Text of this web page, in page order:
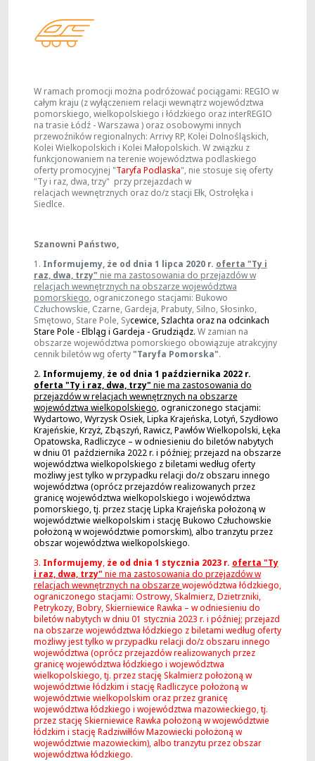
W ramach promocji można podróżować pociągami: REGIO w
całym kraju (z wyłączeniem relacji wewnątrz województwa
pomorskiego, wielkopolskiego i łódzkiego oraz interREGIO
na trasie Łódź - Warszawa ) oraz osobowymi innych
przewoźników regionalnych: Arrivy RP, Kolei Dolnośląskich,
Kolei Wielkopolskich i Kolei Małopolskich. W związku z
funkcjonowaniem na terenie województwa podlaskiego
oferty promocyjnej "Taryfa Podlaska", nie stosuje się oferty
"Ty i raz, dwa, trzy" przy przejazdach w
relacjach wewnętrznych oraz do/z stacji Ełk, Ostrołęka i
Siedlce.
Szanowni Państwo,
1. Informujemy, że od dnia 1 lipca 2020 r. oferta "Ty i
raz, dwa, trzy" nie ma zastosowania do przejazdów w
relacjach wewnętrznych na obszarze województwa
pomorskiego, ograniczonego stacjami: Bukowo
Człuchowskie, Czarne, Gardeja, Prabuty, Silno, Słosinko,
Smętowo, Stare Pole, Sycewice, Szlachta oraz na odcinkach
Stare Pole - Elbląg i Gardeja - Grudziądz. W zamian na
obszarze województwa pomorskiego obowiązuje atrakcyjny
cennik biletów wg oferty"Taryfa Pomorska".
2. Informujemy, że od dnia 1 października 2022 r.
oferta "Ty i raz, dwa, trzy" nie ma zastosowania do
przejazdów w relacjach wewnętrznych na obszarze
województwa wielkopolskiego, ograniczonego stacjami:
Wydartowo, Wyrzysk Osiek, Lipka Krajeńska, Lotyń, Szydłowo
Krajeńskie, Krzyż, Zbąszyń, Rawicz, Pawłów Wielkopolski, Łęka
Opatowska, Radliczyce – w odniesieniu do biletów nabytych
w dniu 01 października 2022 r. i później; przejazd na obszarze
województwa wielkopolskiego z biletami według oferty
możliwy jest tylko w przypadku relacji do/z obszaru innego
województwa (oprócz przejazdów realizowanych przez
granicę województwa wielkopolskiego i województwa
pomorskiego, tj. przez stację Lipka Krajeńska położoną w
województwie wielkopolskim i stację Bukowo Człuchowskie
położoną w województwie pomorskim), albo tranzytu przez
obszar województwa wielkopolskiego.
3. Informujemy, że od dnia 1 stycznia 2023 r. oferta "Ty
i raz, dwa, trzy" nie ma zastosowania do przejazdów w
relacjach wewnętrznych na obszarze województwa łódzkiego,
ograniczonego stacjami: Ostrowy, Skalmierz, Dzietrzniki,
Petrykozy, Bobry, Skierniewice Rawka – w odniesieniu do
biletów nabytych w dniu 01 stycznia 2023 r. i później; przejazd
na obszarze województwa łódzkiego z biletami według oferty
możliwy jest tylko w przypadku relacji do/z obszaru innego
województwa (oprócz przejazdów realizowanych przez
granicę województwa łódzkiego i województwa
wielkopolskiego, tj. przez stację Skalmierz położoną w
województwie łódzkim i stację Radliczyce położoną w
województwie wielkopolskim oraz przez granicę
województwa łódzkiego i województwa mazowieckiego, tj.
przez stację Skierniewice Rawka położoną w województwie
łódzkim i stację Radziwiłłów Mazowiecki położoną w
województwie mazowieckim), albo tranzytu przez obszar
województwa łódzkiego.